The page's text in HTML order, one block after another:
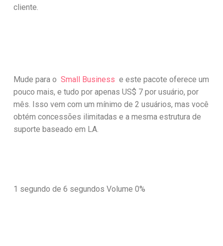
cliente.
Mude para oSmall Business e este pacote oferece um
pouco mais, e tudo por apenas US$ 7 por usuário, por
mês. Isso vem com um mínimo de 2 usuários, mas você
obtém concessões ilimitadas e a mesma estrutura de
suporte baseado em LA.
1 segundo de 6 segundosVolume 0%